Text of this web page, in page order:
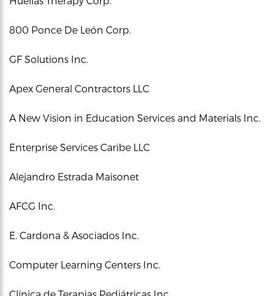
800 Ponce De León Corp.
GF Solutions Inc.
Apex General Contractors LLC
A New Vision in Education Services and Materials Inc.
Enterprise Services Caribe LLC
Alejandro Estrada Maisonet
AFCG Inc.
E. Cardona & Asociados Inc.
Computer Learning Centers Inc.
Clínica de Terapias Pediátricas Inc.